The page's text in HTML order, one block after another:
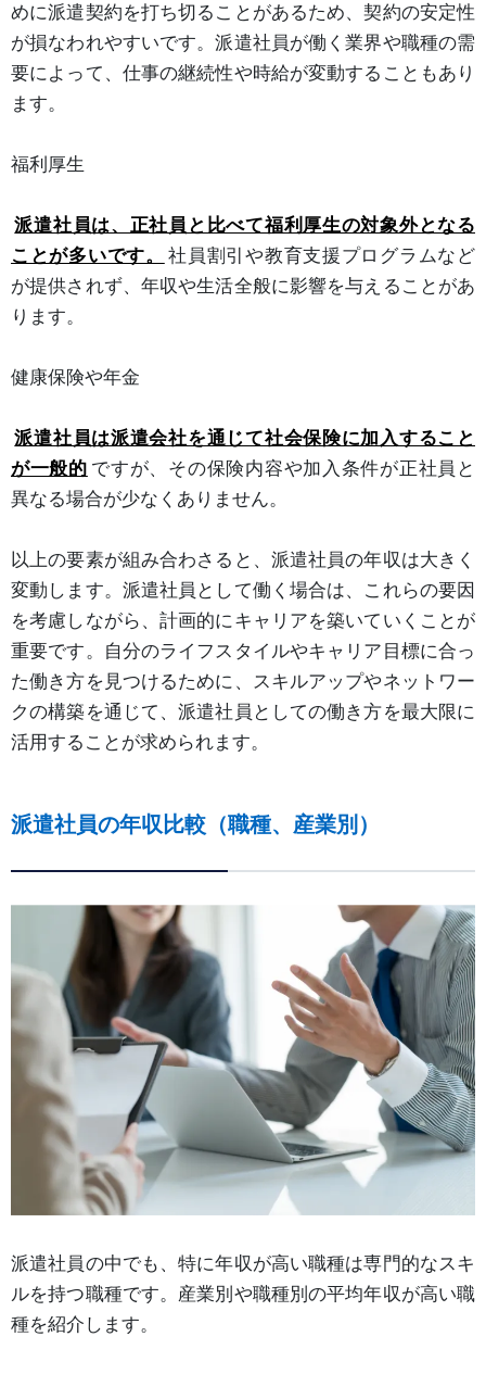
めに派遣契約を打ち切ることがあるため、契約の安定性
が損なわれやすいです。派遣社員が働く業界や職種の需
要によって、仕事の継続性や時給が変動することもあり
ます。
福利厚生
派遣社員は、正社員と比べて福利厚生の対象外となる
ことが多いです。
社員割引や教育支援プログラムなど
が提供されず、年収や生活全般に影響を与えることがあ
ります。
健康保険や年金
派遣社員は派遣会社を通じて社会保険に加入すること
が一般的 ですが、その保険内容や加入条件が正社員と
異なる場合が少なくありません。
以上の要素が組み合わさると、派遣社員の年収は大きく
変動します。派遣社員として働く場合は、これらの要因
を考慮しながら、計画的にキャリアを築いていくことが
重要です。自分のライフスタイルやキャリア目標に合っ
た働き方を見つけるために、スキルアップやネットワー
クの構築を通じて、派遣社員としての働き方を最大限に
活用することが求められます。
派遣社員の年収比較（職種、産業別）
派遣社員の中でも、特に年収が高い職種は専門的なスキ
ルを持つ職種です。産業別や職種別の平均年収が高い職
種を紹介します。